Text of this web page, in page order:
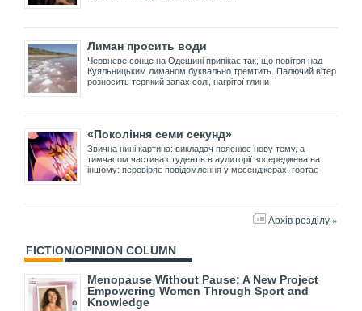
Лиман просить води
Червневе сонце на Одещині припікає так, що повітря над
Куяльницьким лиманом буквально тремтить. Палючий вітер
розносить терпкий запах солі, нагрітої глини
«Покоління семи секунд»
Звична нині картина: викладач пояснює нову тему, а
тимчасом частина студентів в аудиторії зосереджена на
іншому: перевіряє повідомлення у месенджерах, гортає
Архів розділу »
FICTION/OPINION COLUMN
Menopause Without Pause: A New Project
Empowering Women Through Sport and
Knowledge